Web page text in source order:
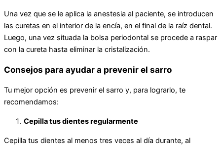
Una vez que se le aplica la anestesia al paciente, se introducen
las curetas en el interior de la encía, en el final de la raíz dental.
Luego, una vez situada la bolsa periodontal se procede a raspar
con la cureta hasta eliminar la cristalización.
Consejos para ayudar a prevenir el sarro
Tu mejor opción es prevenir el sarro y, para lograrlo, te
recomendamos:
Cepilla tus dientes regularmente
Cepilla tus dientes al menos tres veces al día durante, al